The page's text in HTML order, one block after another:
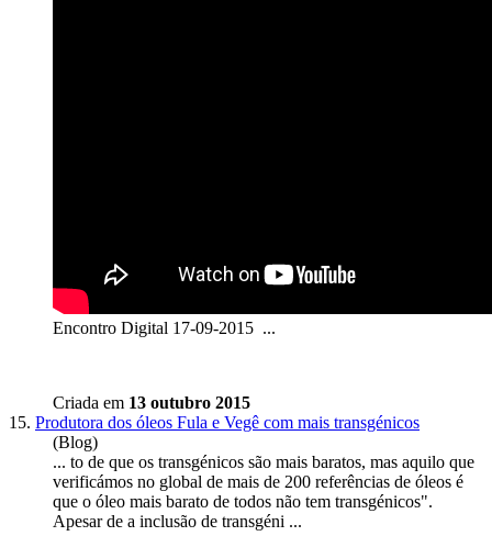
Encontro Digital 17-09-2015 ...
Criada em 13 outubro 2015
15. Produtora dos óleos Fula e Vegê com mais transgénicos
(Blog)
... to de que os transgénicos são mais baratos, mas aquilo que
verificámos no global de mais de 200 referências de óleos é
que o óleo mais barato de todos não tem transgénicos".
Apesar de a inclusão de transgéni ...